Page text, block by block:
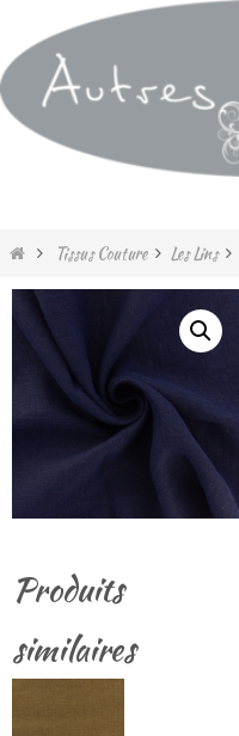
vers
le
contenu
HomeTissus Couture Les Lins
Produits
similaires